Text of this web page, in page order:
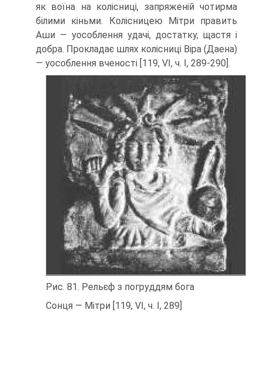
як вої­на на колісниці, запряженій чотирма
білими кінь­ми. Колісницею Мітри править
Аши — уособлен­ня удачі, достатку, щастя і
добра. Прокладає шлях колісниці Віра (Даена)
— уособлення вченості [119, VI, ч. I, 289-290].
Рис. 81. Рельєф з погруддям бога
Сонця — Мітри [119, VI, ч. I, 289]